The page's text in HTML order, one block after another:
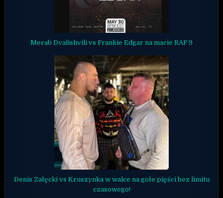
Merab Dvalishvili vs Frankie Edgar na macie RAF 9
Denis Załęcki vs Kruszynka w walce na gołe pięści bez limitu
czasowego!